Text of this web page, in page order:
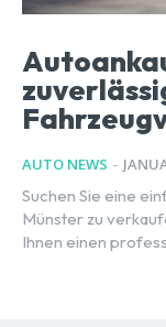
AUTO NEWS -
Suchen Sie eine
Münster zu
Ihnen einen